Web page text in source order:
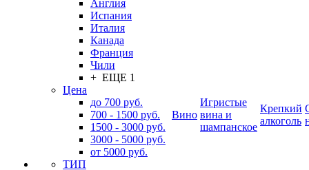
Англия
Испания
Италия
Канада
Франция
Чили
+ ЕЩЕ 1
Цена
до 700 руб.
700 - 1500 руб.
1500 - 3000 руб.
3000 - 5000 руб.
от 5000 руб.
ТИП
Вино
Игристые
вина и
шампанское
Крепкий
алкоголь